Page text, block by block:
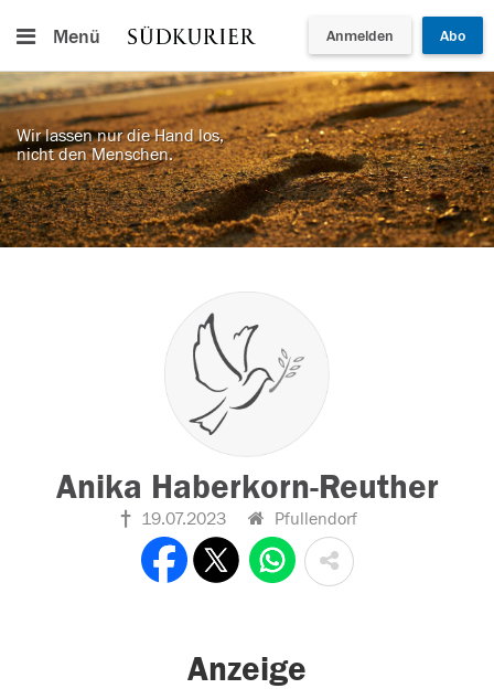
Menü Anmelden Abo
Wir lassen nur die Hand los,
nicht den Menschen.
Anika Haberkorn-Reuther
19.07.2023 Pfullendorf
Anzeige